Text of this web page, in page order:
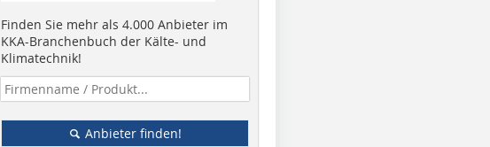
Finden Sie mehr als 4.000 Anbieter im
KKA-Branchenbuch der Kälte- und
Klimatechnik!
Anbieter finden!